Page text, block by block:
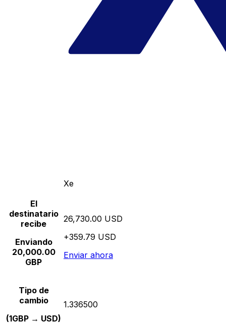
Xe
El
destinatario
recibe
Enviando
20,000.00
GBP
26,730.00 USD
+359.79 USD
Enviar ahora
Tipo de
cambio
(1GBP → USD)
1.336500